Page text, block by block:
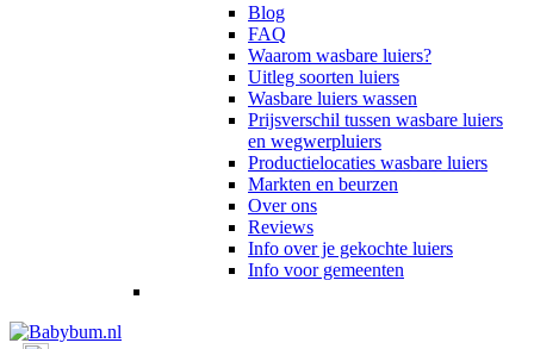
Blog
FAQ
Waarom wasbare luiers?
Uitleg soorten luiers
Wasbare luiers wassen
Prijsverschil tussen wasbare luiers
en wegwerpluiers
Productielocaties wasbare luiers
Markten en beurzen
Over ons
Reviews
Info over je gekochte luiers
Info voor gemeenten